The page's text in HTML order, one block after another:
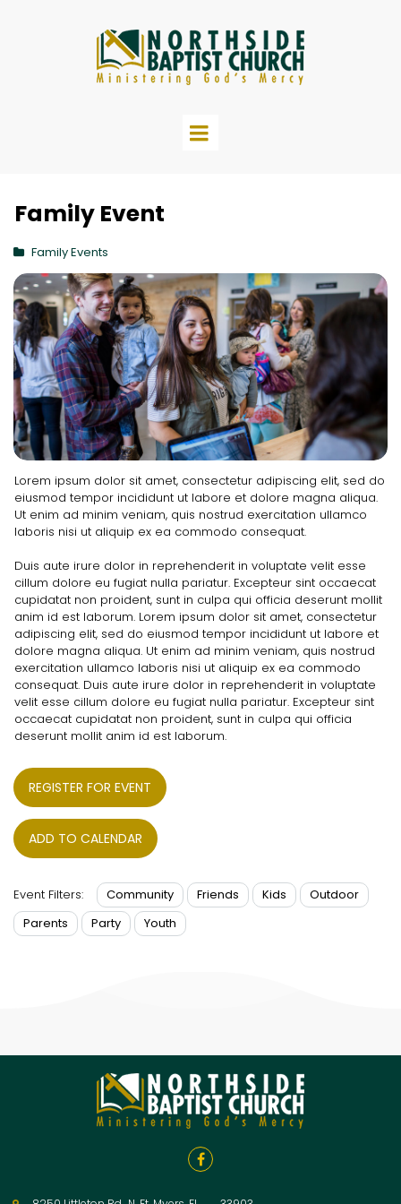
Family Event
Family Events
Lorem ipsum dolor sit amet, consectetur adipiscing elit, sed do
eiusmod tempor incididunt ut labore et dolore magna aliqua.
Ut enim ad minim veniam, quis nostrud exercitation ullamco
laboris nisi ut aliquip ex ea commodo consequat.
Duis aute irure dolor in reprehenderit in voluptate velit esse
cillum dolore eu fugiat nulla pariatur. Excepteur sint occaecat
cupidatat non proident, sunt in culpa qui officia deserunt mollit
anim id est laborum. Lorem ipsum dolor sit amet, consectetur
adipiscing elit, sed do eiusmod tempor incididunt ut labore et
dolore magna aliqua. Ut enim ad minim veniam, quis nostrud
exercitation ullamco laboris nisi ut aliquip ex ea commodo
consequat. Duis aute irure dolor in reprehenderit in voluptate
velit esse cillum dolore eu fugiat nulla pariatur. Excepteur sint
occaecat cupidatat non proident, sunt in culpa qui officia
deserunt mollit anim id est laborum.
REGISTER FOR EVENT
ADD TO CALENDAR
Event Filters: Community Friends Kids
Outdoor
Parents
Party Youth
